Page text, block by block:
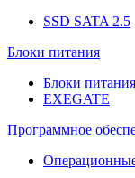
SSD SATA 2.5
Блоки питания
Блоки
EXEGATE
Программное